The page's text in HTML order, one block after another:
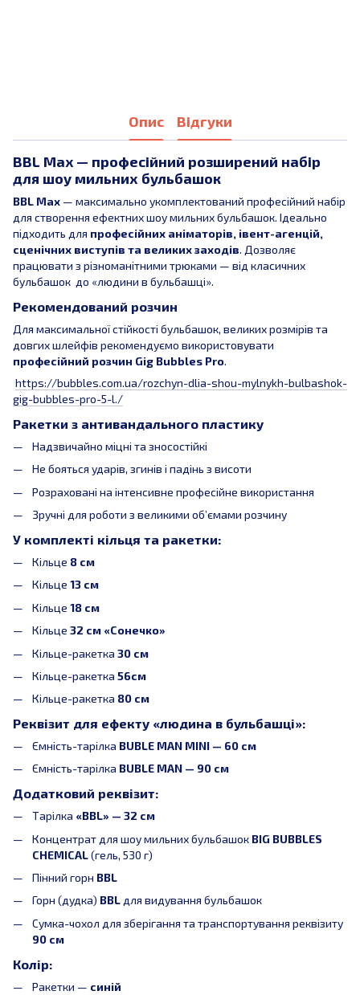
Опис Відгуки
BBL Max — професійний розширений набір
для шоу мильних бульбашок
BBL Max — максимально укомплектований професійний набір
для створення ефектних шоу мильних бульбашок. Ідеально
підходить для професійних аніматорів, івент-агенцій,
сценічних виступів та великих заходів. Дозволяє
працювати з різноманітними трюками — від класичних
бульбашок до «людини в бульбашці».
Рекомендований розчин
Для максимальної стійкості бульбашок, великих розмірів та
довгих шлейфів рекомендуємо використовувати
професійний розчин Gig Bubbles Pro.
https://bubbles.com.ua/rozchyn-dlia-shou-mylnykh-bulbashok-
gig-bubbles-pro-5-l./
Ракетки з антивандального пластику
Надзвичайно міцні та зносостійкі
Не бояться ударів, згинів і падінь з висоти
Розраховані на інтенсивне професійне використання
Зручні для роботи з великими обʼємами розчину
У комплекті кільця та ракетки:
Кільце 8 см
Кільце 13 см
Кільце 18 см
Кільце 32 см «Сонечко»
Кільце-ракетка 30 см
Кільце-ракетка 56см
Кільце-ракетка 80 см
Реквізит для ефекту «людина в бульбашці»:
Ємність-тарілка BUBLE MAN MINI — 60 см
Ємність-тарілка BUBLE MAN — 90 см
Додатковий реквізит:
Тарілка «BBL» — 32 см
Концентрат для шоу мильних бульбашок BIG BUBBLES
CHEMICAL(гель, 530 г)
Пінний горн BBL
Горн (дудка) BBLдля видування бульбашок
Сумка-чохол для зберігання та транспортування реквізиту
90 см
Колір:
Ракетки — синій